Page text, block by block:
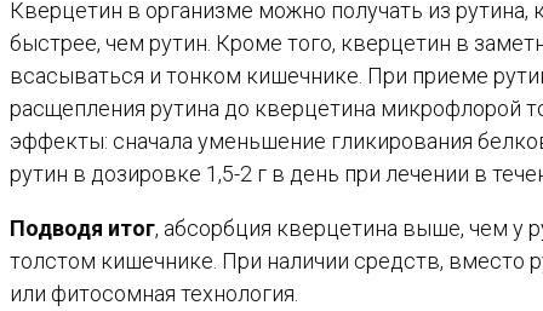
Кверцетин в организме можно получать из
быстрее, чем рутин. Кроме того, кверцетин в
всасываться и тонком кишечнике. При приеме
расщепления рутина до кверцетина микрофлорой
эффекты: сначала уменьшение гликирования
рутин в дозировке 1,5-2 г в день при лечении в
Подводя итог, абсорбция кверцетина выше, чем у
толстом кишечнике. При наличии средств, вместо
или фитосомная технология.